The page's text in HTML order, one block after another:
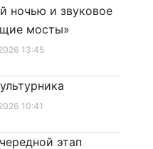
13:45
ночью и звуковое
мосты»
10:41
этап